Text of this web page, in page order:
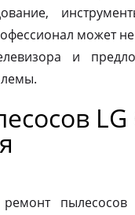
может
и
ремонт